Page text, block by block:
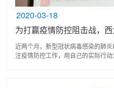
2020-03-18
近两个月，新型冠状病毒感染的肺
注疫情防控工作，用自己的实际行动